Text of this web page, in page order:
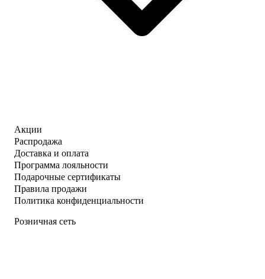
Акции
Распродажа
Доставка и оплата
Программа лояльности
Подарочные сертификаты
Правила продажи
Политика конфиденциальности
Розничная сеть